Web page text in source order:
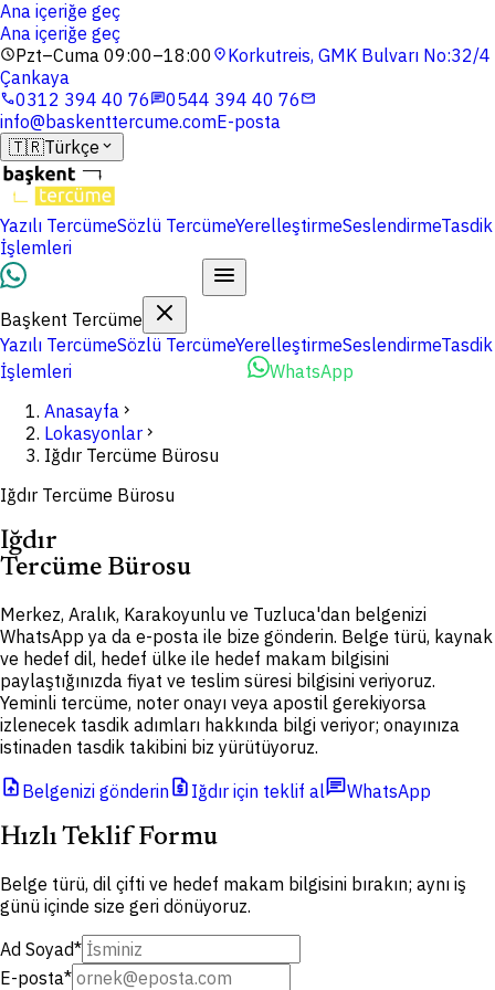
Ana içeriğe geç
Ana içeriğe geç
schedulePzt–Cuma 09:00–18:00 location_onKorkutreis, GMK Bulvarı No:32/4
Çankaya
phone0312 394 40 76chat0544 394 40 76mail
info@baskenttercume.comE-posta
🇹🇷Türkçe expand_more
Yazılı TercümeSözlü TercümeYerelleştirmeSeslendirmeTasdik
İşlemleri
Başkent Tercüme
Yazılı TercümeSözlü TercümeYerelleştirmeSeslendirmeTasdik
İşlemleri
WhatsApp
Anasayfa chevron_right
Lokasyonlar chevron_right
Iğdır Tercüme Bürosu
Iğdır Tercüme Bürosu
Iğdır
Tercüme Bürosu
Merkez, Aralık, Karakoyunlu ve Tuzluca'dan belgenizi
WhatsApp ya da e-posta ile bize gönderin. Belge türü, kaynak
ve hedef dil, hedef ülke ile hedef makam bilgisini
paylaştığınızda fiyat ve teslim süresi bilgisini veriyoruz.
Yeminli tercüme, noter onayı veya apostil gerekiyorsa
izlenecek tasdik adımları hakkında bilgi veriyor; onayınıza
istinaden tasdik takibini biz yürütüyoruz.
upload_file Belgenizi gönderinrequest_quote Iğdır için teklif alchatWhatsApp
Hızlı Teklif Formu
Belge türü, dil çifti ve hedef makam bilgisini bırakın; aynı iş
günü içinde size geri dönüyoruz.
Ad Soyad*
E-posta*